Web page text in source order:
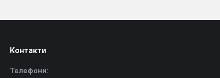
Контакти
Телефони: